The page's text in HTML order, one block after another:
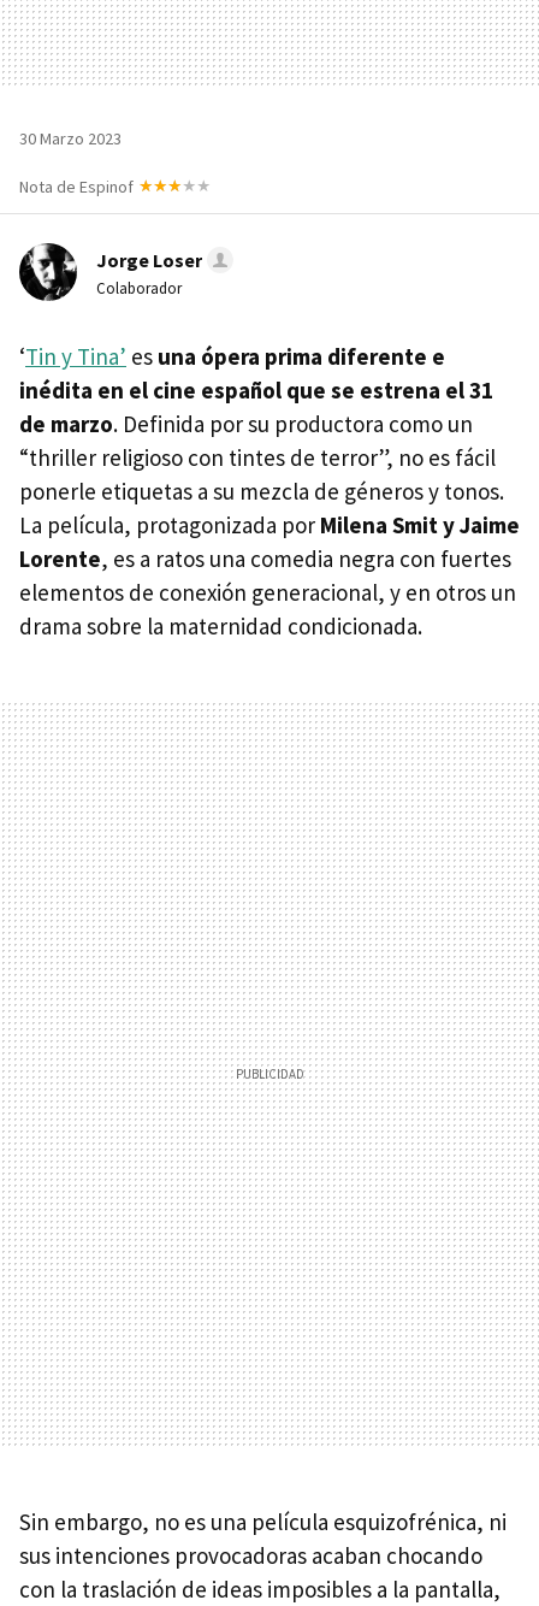
30 Marzo 2023
Nota de Espinof
Jorge Loser
Colaborador
‘Tin y Tina’ es una ópera prima diferente e
inédita en el cine español que se estrena el 31
de marzo. Definida por su productora como un
“thriller religioso con tintes de terror”, no es fácil
ponerle etiquetas a su mezcla de géneros y tonos.
La película, protagonizada por Milena Smit y Jaime
Lorente, es a ratos una comedia negra con fuertes
elementos de conexión generacional, y en otros un
drama sobre la maternidad condicionada.
Sin embargo, no es una película esquizofrénica, ni
sus intenciones provocadoras acaban chocando
con la traslación de ideas imposibles a la pantalla,